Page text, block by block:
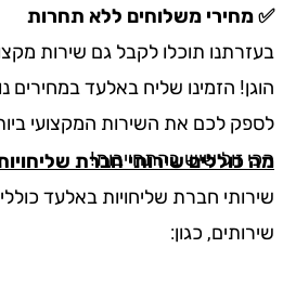
מחירי משלוחים ללא תחרות
תוכלו לקבל גם שירות מקצועי
הזמינו שליח באלעד במחירים נוחים,
לכם את השירות המקצועי ביותר
זול שיש בהתחייבות!
כוללים שירותי חברת שליחויות
חברת שליחויות באלעד כוללים
כגון: